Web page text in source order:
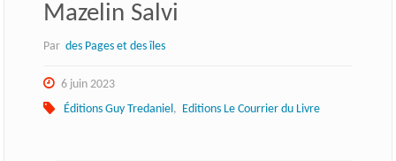
Mazelin Salvi
Par des Pages et des îles
6 juin 2023
Éditions Guy Tredaniel, Editions Le Courrier du Livre